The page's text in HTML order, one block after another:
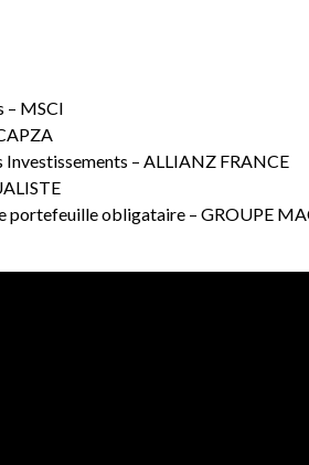
– MSCI
– ALLIANZ FRANCE
portefeuille obligataire – GROUPE